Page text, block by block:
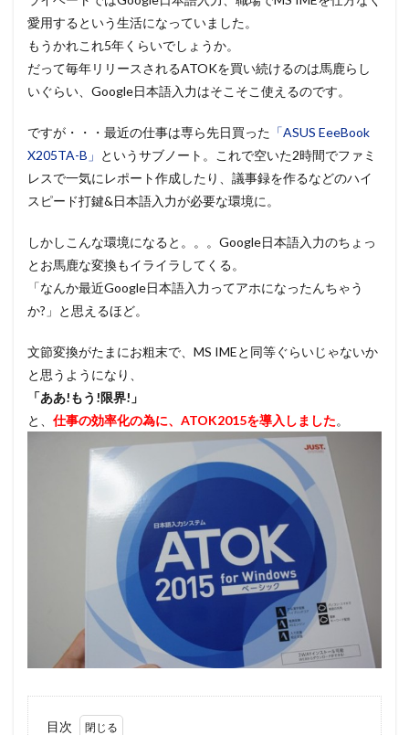
愛用するという生活になっていました。
もうかれこれ5年くらいでしょうか。
だって毎年リリースされるATOKを買い続けるのは馬鹿らし
いぐらい、Google日本語入力はそこそこ使えるのです。
ですが・・・最近の仕事は専ら先日買った 「ASUS EeeBook
X205TA-B」 というサブノート。これで空いた2時間でファミ
レスで一気にレポート作成したり、議事録を作るなどのハイ
スピード打鍵&日本語入力が必要な環境に。
しかしこんな環境になると。。。Google日本語入力のちょっ
とお馬鹿な変換もイライラしてくる。
「なんか最近Google日本語入力ってアホになったんちゃう
か?」と思えるほど。
文節変換がたまにお粗末で、MS IMEと同等ぐらいじゃないか
と思うようになり、
「ああ!もう!限界!」
と、 仕事の効率化の為に、ATOK2015を導入しました。
目次